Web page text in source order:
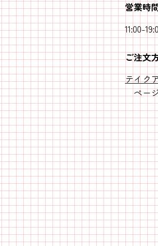
営業時
11:00-
ご注文
テイク
ページ